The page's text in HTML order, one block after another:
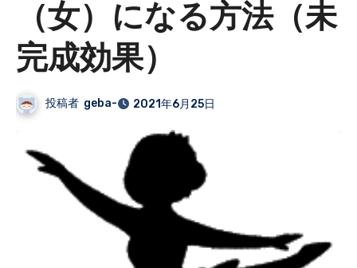
（女）になる方法（未
完成効果）
投稿者 geba- 2021年6月25日